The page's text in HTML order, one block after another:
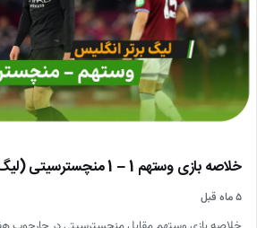
خلاصه بازی وستهم 1 – 1 منچسترسیتی (لیگ برتر انگلیس)
۵ ماه قبل